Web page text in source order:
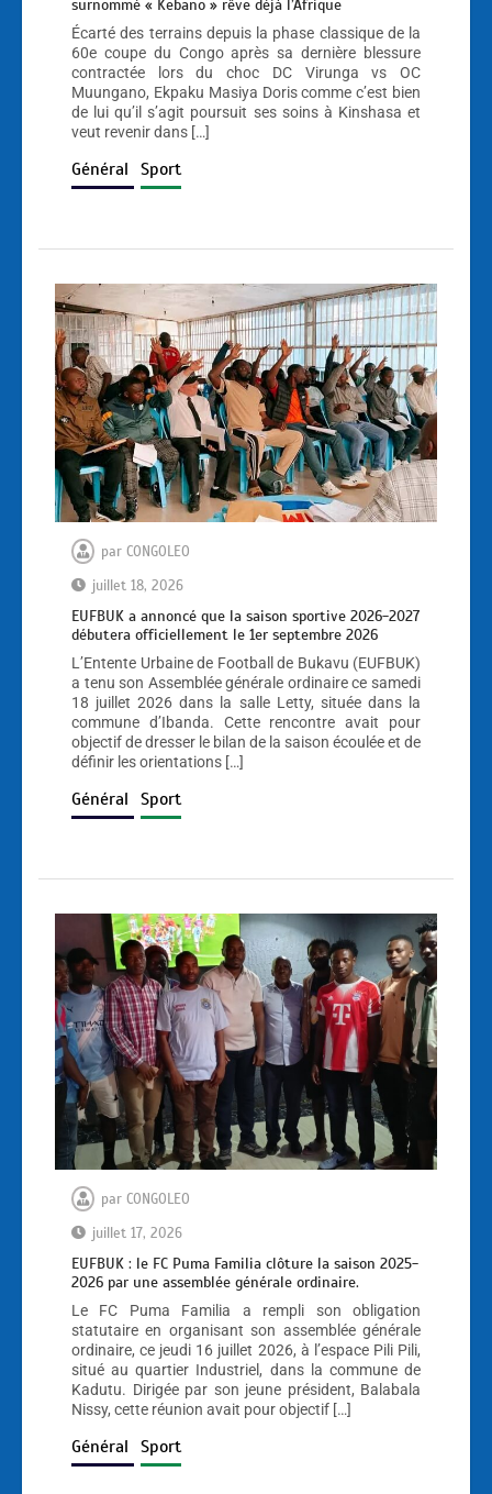
surnommé « Kebano » rêve déjà l’Afrique
Écarté des terrains depuis la phase classique de la
60e coupe du Congo après sa dernière blessure
contractée lors du choc DC Virunga vs OC
Muungano, Ekpaku Masiya Doris comme c’est bien
de lui qu’il s’agit poursuit ses soins à Kinshasa et
veut revenir dans […]
Général Sport
par CONGOLEO
juillet 18, 2026
EUFBUK a annoncé que la saison sportive 2026-2027
débutera officiellement le 1er septembre 2026
L’Entente Urbaine de Football de Bukavu (EUFBUK)
a tenu son Assemblée générale ordinaire ce samedi
18 juillet 2026 dans la salle Letty, située dans la
commune d’Ibanda. Cette rencontre avait pour
objectif de dresser le bilan de la saison écoulée et de
définir les orientations […]
Général Sport
par CONGOLEO
juillet 17, 2026
EUFBUK : le FC Puma Familia clôture la saison 2025-
2026 par une assemblée générale ordinaire.
Le FC Puma Familia a rempli son obligation
statutaire en organisant son assemblée générale
ordinaire, ce jeudi 16 juillet 2026, à l’espace Pili Pili,
situé au quartier Industriel, dans la commune de
Kadutu. Dirigée par son jeune président, Balabala
Nissy, cette réunion avait pour objectif […]
Général Sport